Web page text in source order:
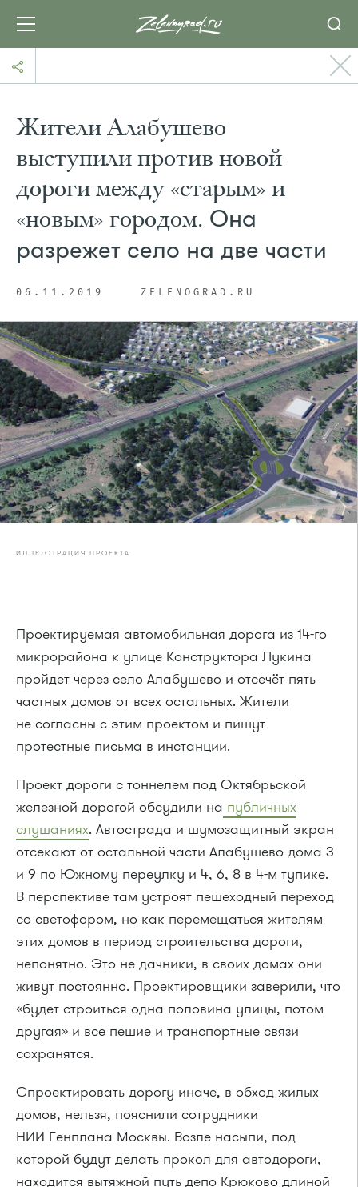
Жители Алабушево
выступили против новой
дороги между «старым» и
«новым» городом. Она
разрежет село на две части
06.11.2019 ZELENOGRAD.RU
ИЛЛЮСТРАЦИЯ ПРОЕКТА
Проектируемая автомобильная дорога из 14-го
микрорайона к улице Конструктора Лукина
пройдет через село Алабушево и отсечёт пять
частных домов от всех остальных. Жители
не согласны с этим проектом и пишут
протестные письма в инстанции.
Проект дороги с тоннелем под Октябрьской
железной дорогой обсудили на публичных
слушаниях. Автострада и шумозащитный экран
отсекают от остальной части Алабушево дома 3
и 9 по Южному переулку и 4, 6, 8 в 4-м тупике.
В перспективе там устроят пешеходный переход
со светофором, но как перемещаться жителям
этих домов в период строительства дороги,
непонятно. Это не дачники, в своих домах они
живут постоянно. Проектировщики заверили, что
«будет строиться одна половина улицы, потом
другая» и все пешие и транспортные связи
сохранятся.
Спроектировать дорогу иначе, в обход жилых
домов, нельзя, пояснили сотрудники
НИИ Генплана Москвы. Возле насыпи, под
которой будут делать прокол для автодороги,
находится вытяжной путь депо Крюково длиной